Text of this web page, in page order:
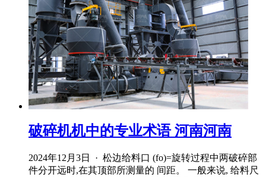
破碎机机中的专业术语 河南河南
2024年12月3日 · 松边给料口 (fo)=旋转过程中两破碎部
件分开远时,在其顶部所测量的 间距。 一般来说, 给料尺